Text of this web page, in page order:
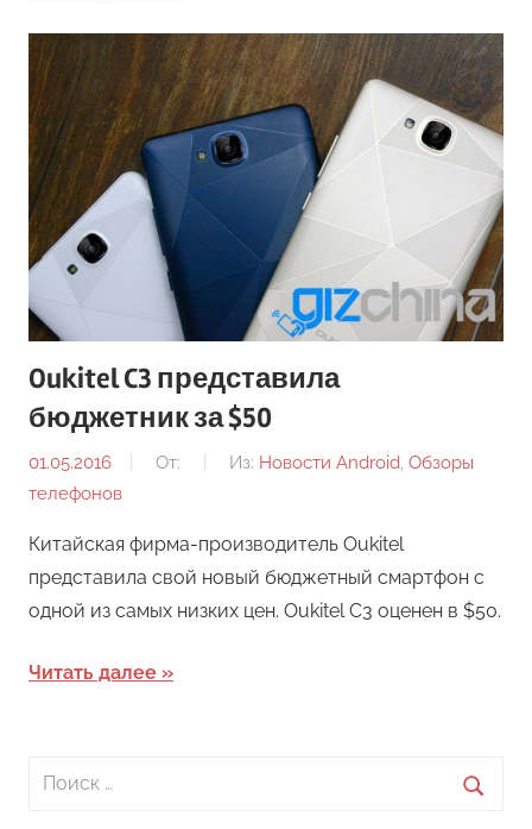
Oukitel C3 представила
бюджетник за $50
01.05.2016 От: Из: Новости Android, Обзоры
телефонов
Китайская фирма-производитель Oukitel
представила свой новый бюджетный смартфон с
одной из самых низких цен. Oukitel C3 оценен в $50.
Читать далее
Поиск